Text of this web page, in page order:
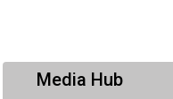
Media Hub